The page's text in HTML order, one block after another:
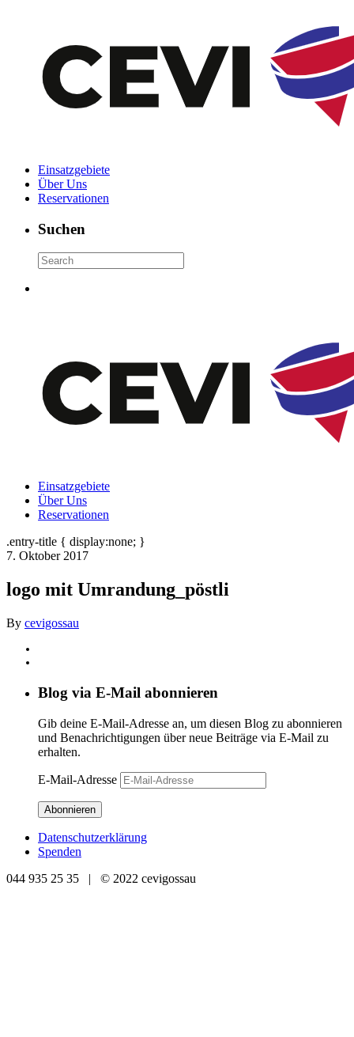
Einsatzgebiete
Über Uns
Reservationen
Suchen
Einsatzgebiete
Über Uns
Reservationen
.entry-title { display:none; }
7. Oktober 2017
logo mit Umrandung_pöstli
By cevigossau
Blog via E-Mail abonnieren
Gib deine E-Mail-Adresse an, um diesen Blog zu abonnieren
und Benachrichtigungen über neue Beiträge via E-Mail zu
erhalten.
E-Mail-Adresse
Abonnieren
Datenschutzerklärung
Spenden
044 935 25 35 | © 2022 cevigossau